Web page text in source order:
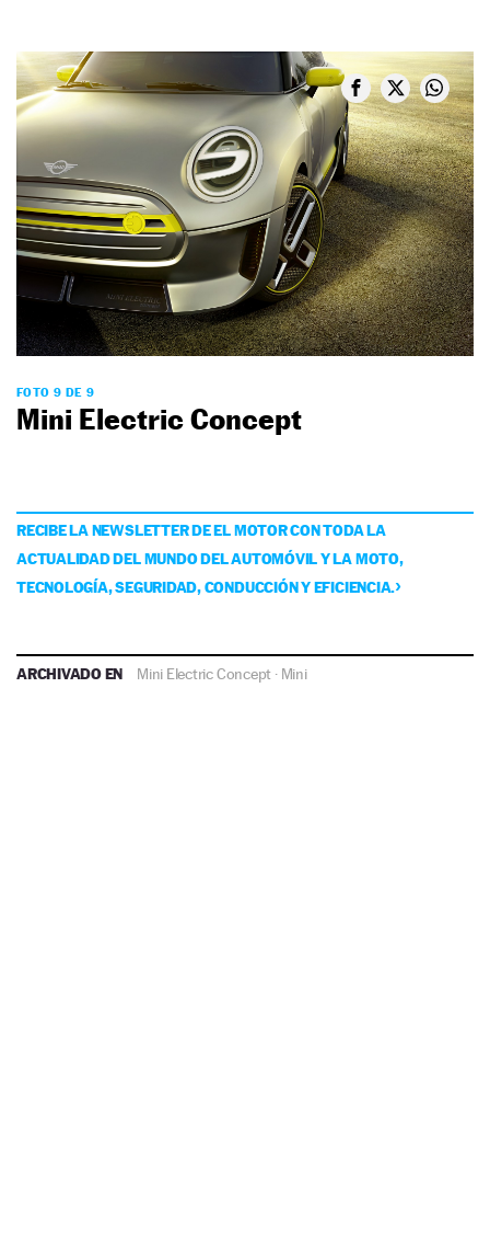
FOTO 9 DE 9
Mini Electric Concept
RECIBE LA NEWSLETTER DE EL MOTOR CON TODA LA
ACTUALIDAD DEL MUNDO DEL AUTOMÓVIL Y LA MOTO,
TECNOLOGÍA, SEGURIDAD, CONDUCCIÓN Y EFICIENCIA.
ARCHIVADO EN Mini Electric Concept · Mini